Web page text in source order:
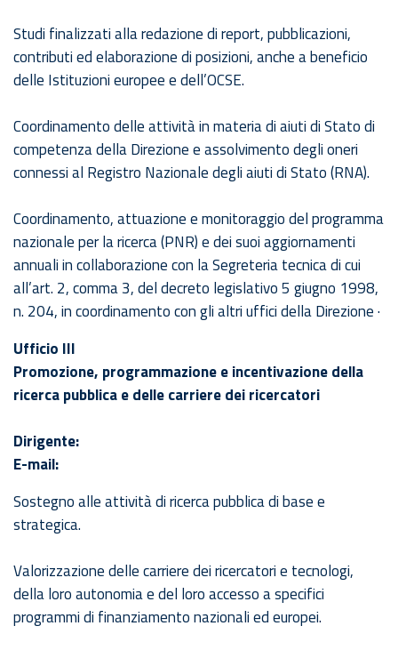
Studi finalizzati alla redazione di report, pubblicazioni,
contributi ed elaborazione di posizioni, anche a beneficio
delle Istituzioni europee e dell’OCSE.
Coordinamento delle attività in materia di aiuti di Stato di
competenza della Direzione e assolvimento degli oneri
connessi al Registro Nazionale degli aiuti di Stato (RNA).
Coordinamento, attuazione e monitoraggio del programma
nazionale per la ricerca (PNR) e dei suoi aggiornamenti
annuali in collaborazione con la Segreteria tecnica di cui
all’art. 2, comma 3, del decreto legislativo 5 giugno 1998,
n. 204, in coordinamento con gli altri uffici della Direzione ·
Ufficio III
Promozione, programmazione e incentivazione della
ricerca pubblica e delle carriere dei ricercatori
Dirigente:
E-mail:
Sostegno alle attività di ricerca pubblica di base e
strategica.
Valorizzazione delle carriere dei ricercatori e tecnologi,
della loro autonomia e del loro accesso a specifici
programmi di finanziamento nazionali ed europei.